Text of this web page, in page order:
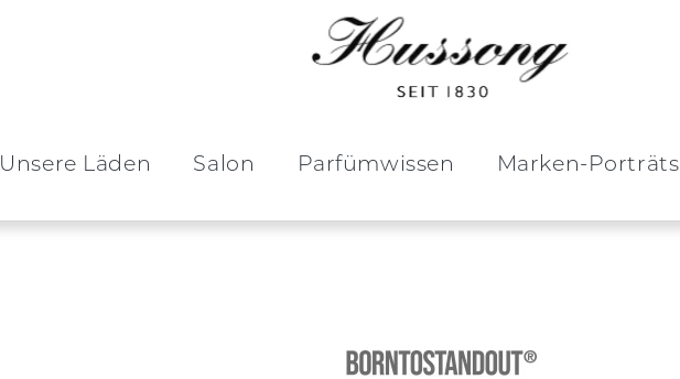
Unsere Läden Salon Parfümwissen Marken-Porträts